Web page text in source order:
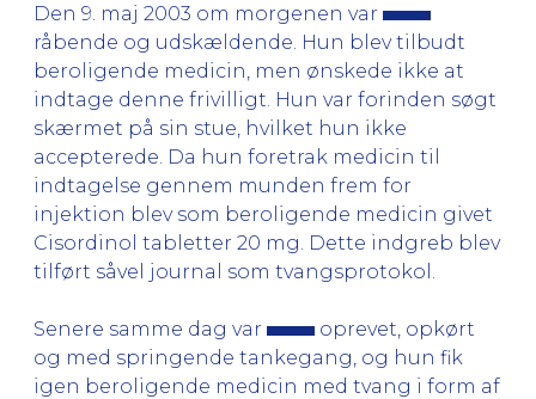
Den 9. maj 2003 om morgenen var
råbende og udskældende. Hun blev tilbudt
beroligende medicin, men ønskede ikke at
indtage denne frivilligt. Hun var forinden søgt
skærmet på sin stue, hvilket hun ikke
accepterede. Da hun foretrak medicin til
indtagelse gennem munden frem for
injektion blev som beroligende medicin givet
Cisordinol tabletter 20 mg. Dette indgreb blev
tilført såvel journal som tvangsprotokol.
Senere samme dag var
oprevet, opkørt
og med springende tankegang, og hun fik
igen beroligende medicin med tvang i form af